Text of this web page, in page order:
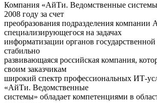
Компания «АйТи. Ведомственные
2008 году за счет
преобразования подразделения компании
специализирующегося на задачах
информатизации органов
стабильно
развивающаяся российская компания,
своим заказчикам
широкий спектр профессиональных ИТ-
«АйТи. Ведомственные
системы» обладает компетенциями в